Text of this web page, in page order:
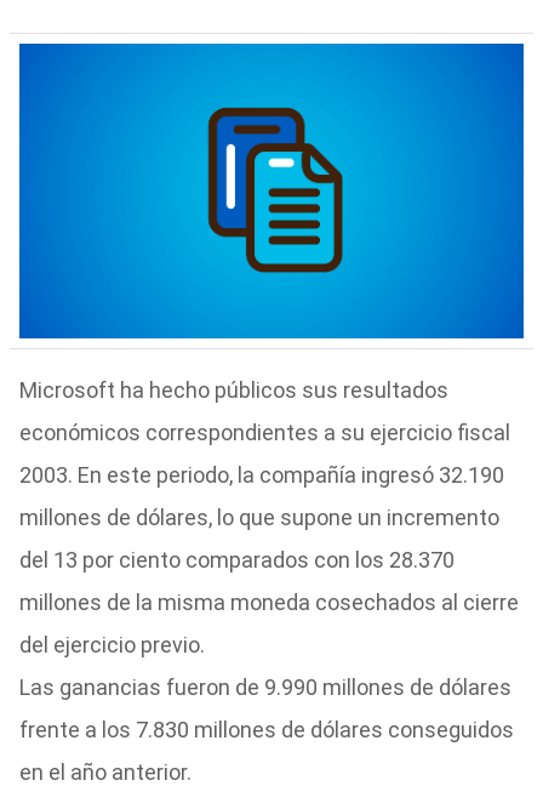
Microsoft ha hecho públicos sus resultados
económicos correspondientes a su ejercicio fiscal
2003. En este periodo, la compañía ingresó 32.190
millones de dólares, lo que supone un incremento
del 13 por ciento comparados con los 28.370
millones de la misma moneda cosechados al cierre
del ejercicio previo.
Las ganancias fueron de 9.990 millones de dólares
frente a los 7.830 millones de dólares conseguidos
en el año anterior.